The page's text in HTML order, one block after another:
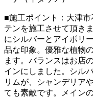
■施工ポイント：大津
テンを施工させて頂き
にシルバーとアイボリ
品な印象。優雅な植物
ます。バランスはお店
インにしました。シル
リムが、シャンデリア
ても素敵です。メイン